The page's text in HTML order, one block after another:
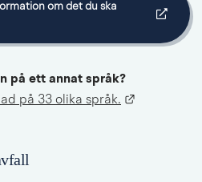
om det du ska
på ett annat språk?
på 33 olika språk.